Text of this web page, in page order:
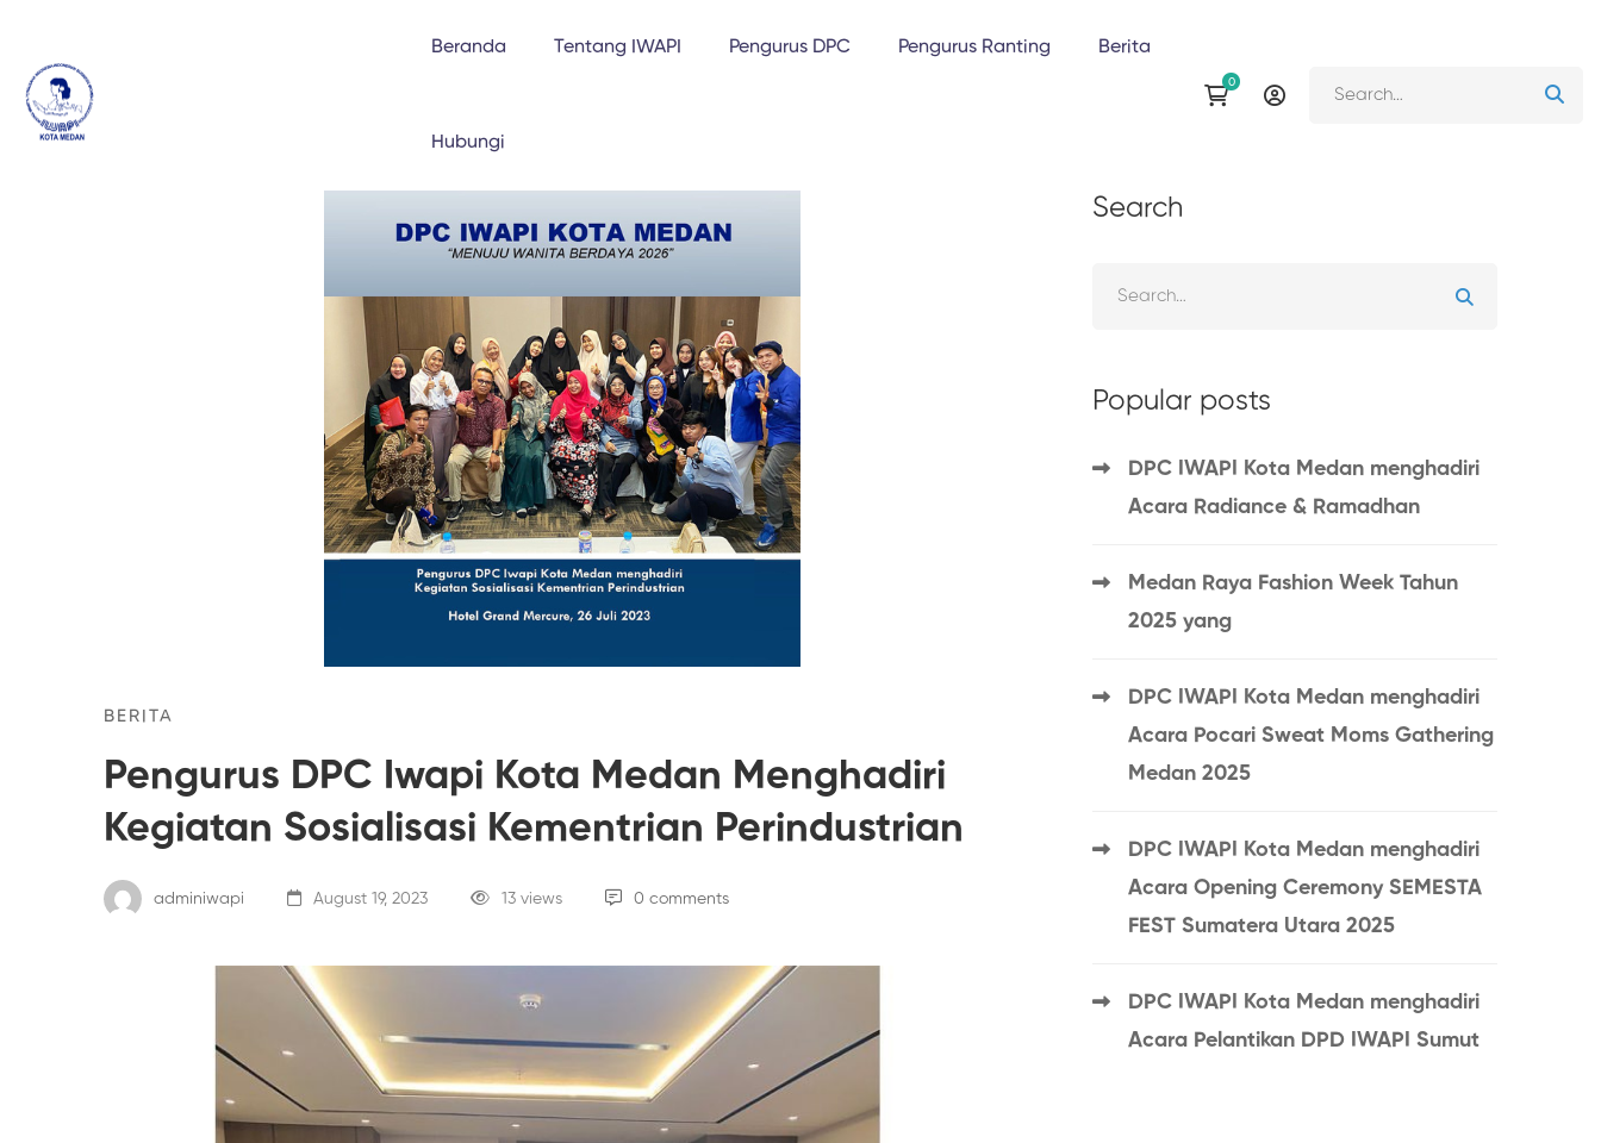
Beranda Tentang IWAPI Pengurus DPC Pengurus Ranting Berita
Hubungi
BERITA
Pengurus DPC Iwapi Kota Medan Menghadiri
Kegiatan Sosialisasi Kementrian Perindustrian
adminiwapi August 19, 2023 13 views 0 comments
Search
Popular posts
DPC IWAPI Kota Medan menghadiri
Acara Radiance & Ramadhan
Medan Raya Fashion Week Tahun
2025 yang
DPC IWAPI Kota Medan menghadiri
Acara Pocari Sweat Moms Gathering
Medan 2025
DPC IWAPI Kota Medan menghadiri
Acara Opening Ceremony SEMESTA
FEST Sumatera Utara 2025
DPC IWAPI Kota Medan menghadiri
Acara Pelantikan DPD IWAPI Sumut